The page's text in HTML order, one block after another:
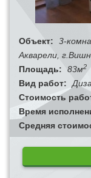
Объект:
3-
Акварели,
Площадь:
83м2
Вид работ:
Стоимость
Время
Средняя